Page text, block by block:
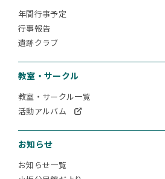
年間行事予定
行事報告
遺跡クラブ
教室・サークル
教室・サークル一覧
活動アルバム
お知らせ
お知らせ一覧